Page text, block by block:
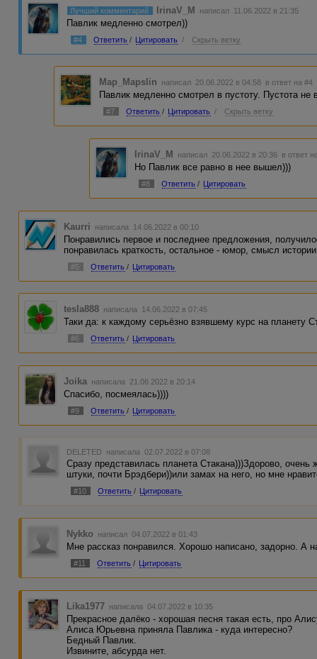
Лучший комментарий IrinaV_M написал 11.06.2022 в 21:35
Павлик медленно смотрел))
#4 Ответить / Цитировать / Скрыть ветку
Map_Mapslin написал 20.06.2022 в 04:58 в ответ на #4
Павлик медленно смотрел в пустоту. Пустота не
#7 Ответить / Цитировать / Скрыть ветку
IrinaV_M написал 20.06.2022 в 20:36 в ответ
Но Павлик все равно в нее вышел)))
#8 Ответить / Цитировать
Kaurri написала 14.06.2022 в 00:10
Понравились первое и последнее предложения,
понравилась краткость, остальное - юмор, смысл
#5 Ответить / Цитировать
tesla888 написала 14.06.2022 в 07:45
Таки да: к каждому серьёзно взявшему курс на планету
#6 Ответить / Цитировать
Joika написала 21.06.2022 в 20:14
Спасибо, посмеялась))))
#9 Ответить / Цитировать
DELETED написала 02.07.2022 в 07:08
Сразу представилась планета Стакана)))Здорово, очень
штуки, почти Брэдбери))или замах на него, но мне
#10 Ответить / Цитировать
Nykko написал 04.07.2022 в 01:43
Мне рассказ понравился. Хорошо написано, задорно. А
#11 Ответить / Цитировать
Lika1977 написала 04.07.2022 в 10:35
Прекрасное далёко - хорошая песня такая есть, про
Алиса Юрьевна приняла Павлика - куда интересно?
Бедный Павлик.
Извините, абсурда нет.